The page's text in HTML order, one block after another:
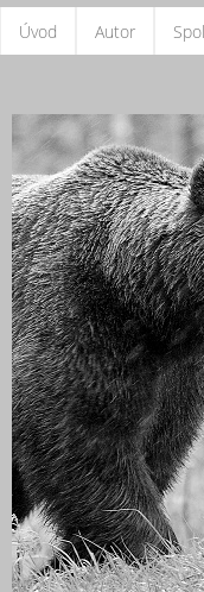
Úvod Autor